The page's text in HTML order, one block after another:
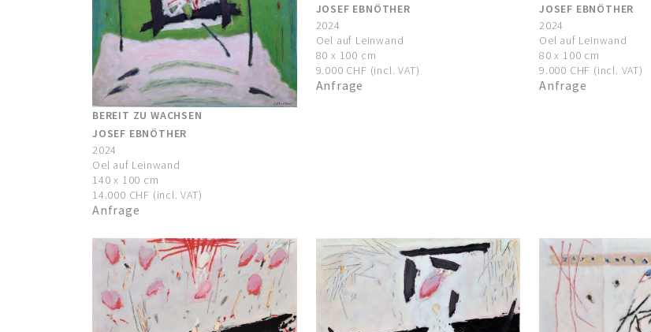
BEREIT ZU WACHSEN
JOSEF EBNÖTHER
2024
Oel auf Leinwand
140 x 100 cm
14.000 CHF (incl. VAT)
Anfrage
JOSEF EBNÖTHER
2024
Oel auf Leinwand
80 x 100 cm
9.000 CHF (incl. VAT)
Anfrage
JOSEF EBNÖTHER
2024
Oel auf Leinwand
80 x 100 cm
9.000 CHF (incl. VAT)
Anfrage